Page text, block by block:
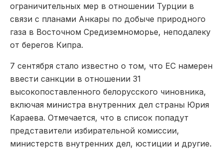
ограничительных мер в отношении Турции в
связи с планами Анкары по добыче природного
газа в Восточном Средиземноморье, неподалеку
от берегов Кипра.
7 сентября стало известно о том, что ЕС намерен
ввести санкции в отношении 31
высокопоставленного белорусского чиновника,
включая министра внутренних дел страны Юрия
Караева. Отмечается, что в список попадут
представители избирательной комиссии,
министерств внутренних дел, юстиции и другие.